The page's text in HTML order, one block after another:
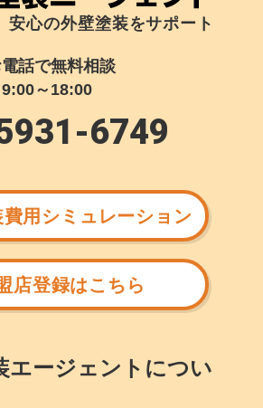
安心の外壁塗装をサポート
話で無料相談
～18:00
6749
用シミュレーション
店登録はこちら
エージェントについ